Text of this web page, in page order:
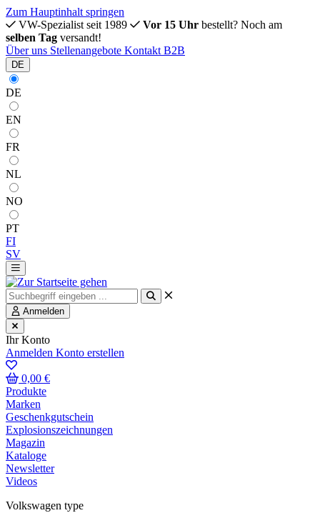
Zum Hauptinhalt springen
VW-Spezialist seit 1989
Vor 15 Uhr bestellt? Noch am
selben Tag versandt!
Über uns Stellenangebote Kontakt B2B
DE
DE
EN
FR
NL
NO
PT
FI
SV
Anmelden
Ihr Konto
Anmelden Konto erstellen
0,00 €
Produkte
Marken
Geschenkgutschein
Explosionszeichnungen
Magazin
Kataloge
Newsletter
Videos
Volkswagen type